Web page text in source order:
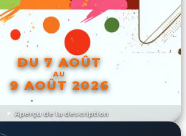
Aperçu de la description
DU 7 AOÛT
AU
9 AOÛT 2026
DÉCOUVRIR L'ÉVÉNEMENT